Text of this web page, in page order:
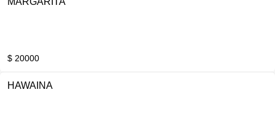
$ 20000
HAWAINA